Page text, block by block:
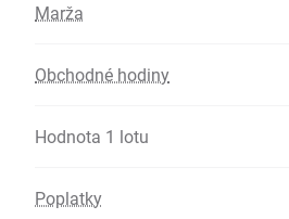
Marža
Obchodné hodiny
Hodnota 1 lotu
Poplatky